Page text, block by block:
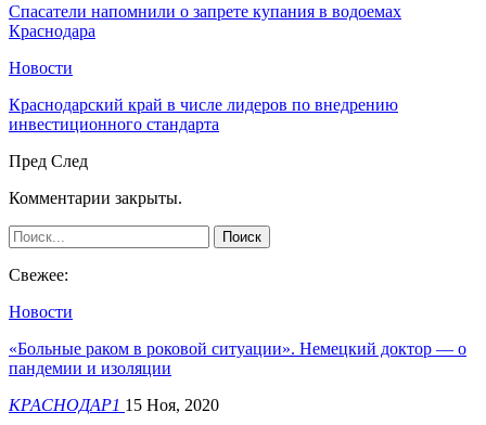
Спасатели напомнили о запрете купания в водоемах
Краснодара
Новости
Краснодарский край в числе лидеров по внедрению
инвестиционного стандарта
Пред След
Комментарии закрыты.
Свежее:
Новости
«Больные раком в роковой ситуации». Немецкий доктор — о
пандемии и изоляции
КРАСНОДАР1 15 Ноя, 2020